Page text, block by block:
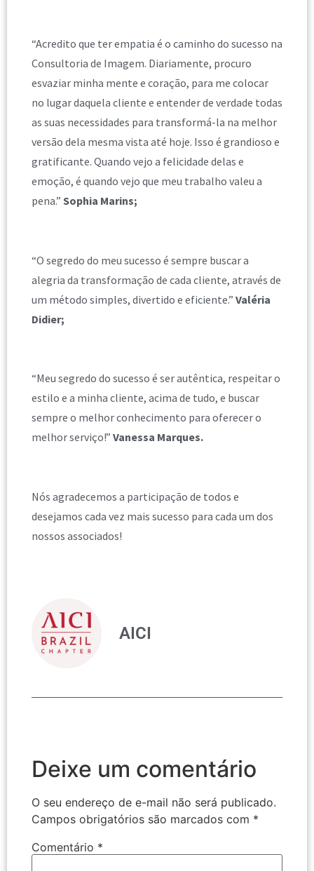
“Acredito que ter empatia é o caminho do sucesso na
Consultoria de Imagem. Diariamente, procuro
esvaziar minha mente e coração, para me colocar
no lugar daquela cliente e entender de verdade todas
as suas necessidades para transformá-la na melhor
versão dela mesma vista até hoje. Isso é grandioso e
gratificante. Quando vejo a felicidade delas e
emoção, é quando vejo que meu trabalho valeu a
pena.” Sophia Marins;
“O segredo do meu sucesso é sempre buscar a
alegria da transformação de cada cliente, através de
um método simples, divertido e eficiente.” Valéria
Didier;
“Meu segredo do sucesso é ser autêntica, respeitar o
estilo e a minha cliente, acima de tudo, e buscar
sempre o melhor conhecimento para oferecer o
melhor serviço!” Vanessa Marques.
Nós agradecemos a participação de todos e
desejamos cada vez mais sucesso para cada um dos
nossos associados!
AICI
Deixe um comentário
O seu endereço de e-mail não será publicado.
Campos obrigatórios são marcados com *
Comentário *